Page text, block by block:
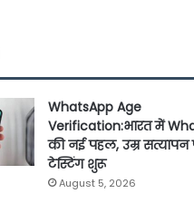
WhatsApp Age
Verification:भारत में
की नई पहल, उम्र सत्यापन
टेस्टिंग शुरू
August 5, 2026